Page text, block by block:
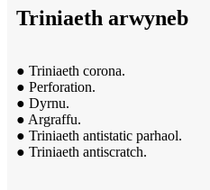
Triniaeth arwyneb
● Triniaeth corona.
● Perforation.
● Dyrnu.
● Argraffu.
● Triniaeth antistatic parhaol.
● Triniaeth antiscratch.